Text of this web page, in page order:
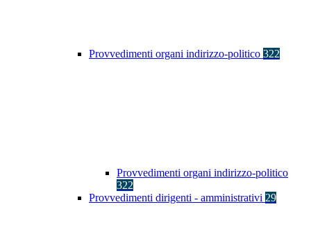
Provvedimenti organi indirizzo-politico 322
Provvedimenti organi indirizzo-politico
322
Provvedimenti dirigenti - amministrativi 29